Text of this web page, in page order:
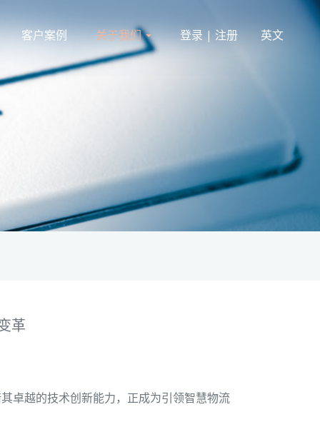
客户案例 关于我们 登录 | 注册 英文
革
卓越的技术创新能力，正成为引领智慧物流